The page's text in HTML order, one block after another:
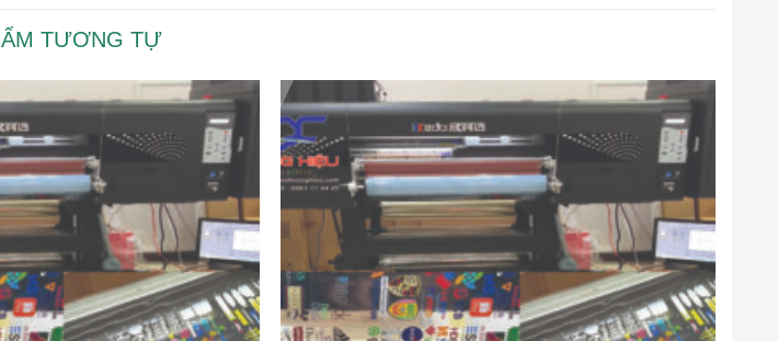
TƯƠNG TỰ